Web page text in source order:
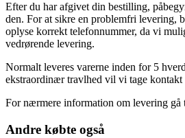
Efter du har afgivet din bestilling,
den. For at sikre en problemfri levering,
oplyse korrekt telefonnummer, da vi
vedrørende levering.
Normalt leveres varerne inden for 5
ekstraordinær travlhed vil vi tage
For nærmere information om levering gå
Andre købte også